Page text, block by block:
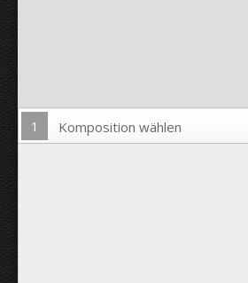
Bild hochladen
1 Komposition wählen